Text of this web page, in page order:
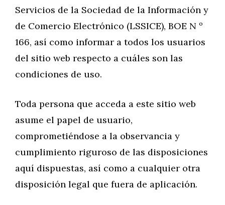
Servicios de la Sociedad de la Información y
de Comercio Electrónico (LSSICE), BOE N º
166, así como informar a todos los usuarios
del sitio web respecto a cuáles son las
condiciones de uso.
Toda persona que acceda a este sitio web
asume el papel de usuario,
comprometiéndose a la observancia y
cumplimiento riguroso de las disposiciones
aquí dispuestas, así como a cualquier otra
disposición legal que fuera de aplicación.